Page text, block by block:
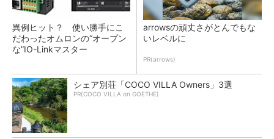
異例ヒット？ 使い勝手にこ
だわったオムロンの“オープン
な”IO-Linkマスター
arrowsの頑丈さがとんでもな
いレベルに
PR(arrows)
シェア別荘「COCO VILLA Owners」3選
PR(COCO VILLA on GOETHE)